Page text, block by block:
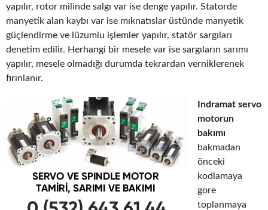
yapılır, rotor milinde salgı var ise denge yapılır. Statorde
manyetik alan kaybı var ise mıknatıslar üstünde manyetik
güçlendirme ve lüzumlu işlemler yapılır, statör sargıları
denetim edilir. Herhangi bir mesele var ise sargıların sarımı
yapılır, mesele olmadığı durumda tekrardan verniklerenek
fırınlanır.
Indramat servo
motorun
bakımı
bakmadan
önceki
kodlamaya
gore
toplanmaya